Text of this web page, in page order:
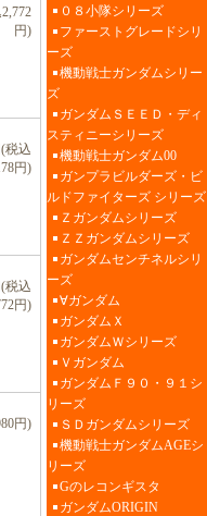
円)
税込
円)
税込
円)
円)
０８小隊シリーズ
ファーストグレードシリ
ーズ
機動戦士ガンダムシリー
ズ
ガンダムＳＥＥＤ・ディ
スティニーシリーズ
機動戦士ガンダム00
ガンプラビルダーズ・ビ
ルドファイターズ シリーズ
Ｚガンダムシリーズ
ＺＺガンダムシリーズ
ガンダムセンチネルシリ
ーズ
∀ガンダム
ガンダムＸ
ガンダムＷシリーズ
Ｖガンダム
ガンダムＦ９０・９１シ
リーズ
ＳＤガンダムシリーズ
機動戦士ガンダムAGEシ
リーズ
Gのレコンギスタ
ガンダムORIGIN